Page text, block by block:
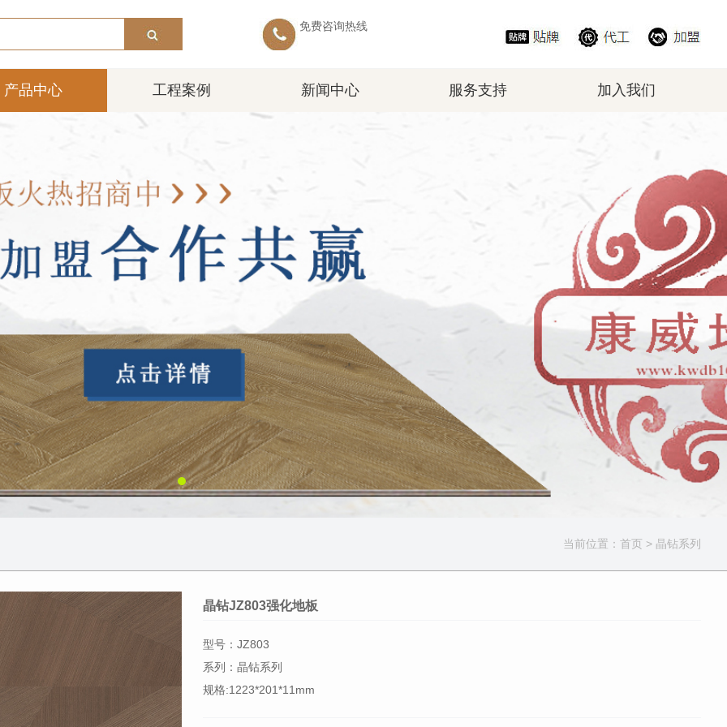
免费咨询热线
产品中心 工程案例 新闻中心 服务支持 加入我们
当前位置： 首页 > 晶钻系列
晶钻JZ803强化地板
型号：JZ803
系列：晶钻系列
规格:1223*201*11mm